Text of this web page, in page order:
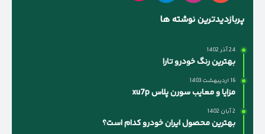
پربازدیدترین نوشته ها
24 آذر 1402
بهترین رنگ خودرو تارا
16 اردیبهشت 1403
مزایا و معایب سورن پلاس xu7p
2 آبان 1402
بهترین محصول ایران خودرو کدام است؟